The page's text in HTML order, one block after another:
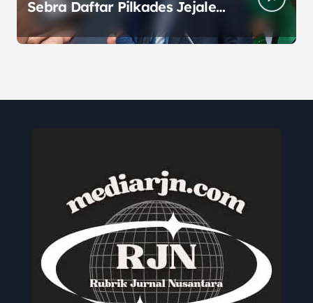
Sebra Daftar Pilkades Jejalen
Jaya, Serukan Pemilu Damai